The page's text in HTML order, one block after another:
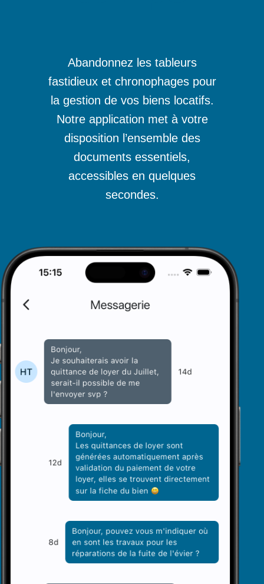
Abandonnez les tableurs
fastidieux et chronophages pour
la gestion de vos biens locatifs.
Notre application met à votre
disposition l’ensemble des
documents essentiels,
accessibles en quelques
secondes.